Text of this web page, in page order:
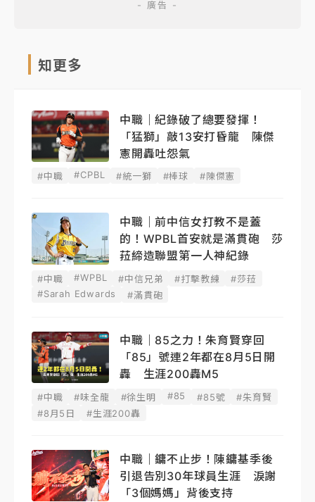
知更多
中職｜紀錄破了總要發揮！
「猛獅」敲13安打昏龍 陳傑
憲開轟吐怨氣
#中職 #CPBL #統一獅 #棒球 #陳傑憲
中職｜前中信女打教不是蓋
的！WPBL首安就是滿貫砲 莎
菈締造聯盟第一人神紀錄
#中職 #WPBL #中信兄弟 #打擊教練
#莎菈
#Sarah Edwards
#滿貫砲
中職｜85之力！朱育賢穿回
「85」號連2年都在8月5日開
轟 生涯200轟M5
#中職 #味全龍 #徐生明 #85 #85號
#朱育賢
#8月5日
#生涯200轟
中職｜鏞不止步！陳鏞基季後
引退告別30年球員生涯 淚謝
「3個媽媽」背後支持